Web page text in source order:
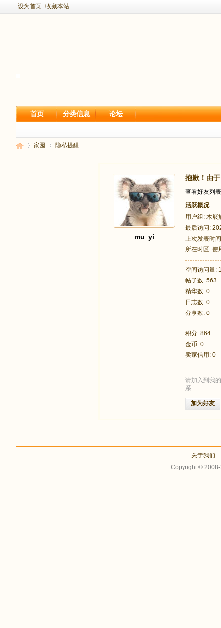
设为首页 收藏本站
首页 分类信息 论坛
家园 隐私提醒
mu_yi
抱歉！由
查看好友列表
活跃概况
用户组: 木屐
最后访问:
上次发表时
所在时区: 使
空间访问量:
帖子数: 563
精华数: 0
日志数: 0
分享数: 0
积分: 864
金币: 0
卖家信用: 0
请加入到我
系
加为好友
关于我们
Copyright ©